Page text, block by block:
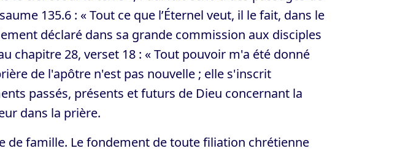
135.6 : « Tout ce que l’Éternel veut, il le fait, dans le
déclaré dans sa grande commission aux disciples
chapitre 28, verset 18 : « Tout pouvoir m'a été donné
de l'apôtre n'est pas nouvelle ; elle s'inscrit
passés, présents et futurs de Dieu concernant la
dans la prière.
de famille. Le fondement de toute filiation chrétienne